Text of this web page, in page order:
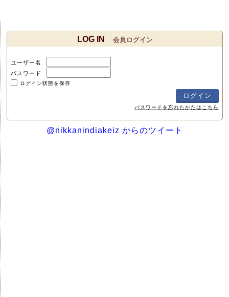
LOG IN 会員ログイン
ユーザー名
パスワード
ログイン状態を保存
パスワードを忘れたかたはこちら
@nikkanindiakeiz からのツイート